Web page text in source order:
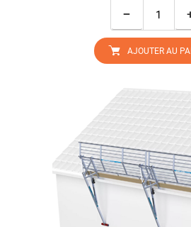
−
AJOUTER AU